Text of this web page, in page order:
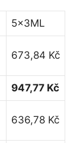
5x3ML
673,84 Kč
947,77 Kč
636,78 Kč